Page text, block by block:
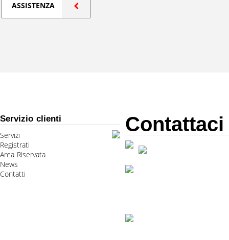
ASSISTENZA
Servizio clienti
Servizi
Registrati
Area Riservata
News
Contatti
Contattaci